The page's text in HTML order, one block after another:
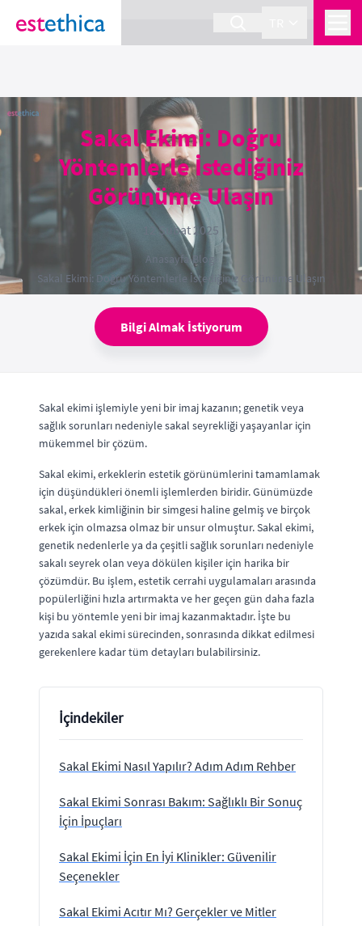
section Service {
Sakal Ekimi: Doğru
Yöntemlerle İstediğiniz
Görünüme Ulaşın
12 Şubat 2025
Anasayfa›Blog›
Sakal Ekimi: Doğru Yöntemlerle İstediğiniz Görünüme Ulaşın
Bilgi Almak İstiyorum
Sakal ekimi işlemiyle yeni bir imaj kazanın; genetik veya
sağlık sorunları nedeniyle sakal seyrekliği yaşayanlar için
mükemmel bir çözüm.
Sakal ekimi, erkeklerin estetik görünümlerini tamamlamak
için düşündükleri önemli işlemlerden biridir. Günümüzde
sakal, erkek kimliğinin bir simgesi haline gelmiş ve birçok
erkek için olmazsa olmaz bir unsur olmuştur. Sakal ekimi,
genetik nedenlerle ya da çeşitli sağlık sorunları nedeniyle
sakalı seyrek olan veya dökülen kişiler için harika bir
çözümdür. Bu işlem, estetik cerrahi uygulamaları arasında
popülerliğini hızla artırmakta ve her geçen gün daha fazla
kişi bu yöntemle yeni bir imaj kazanmaktadır. İşte bu
yazıda sakal ekimi sürecinden, sonrasında dikkat edilmesi
gerekenlere kadar tüm detayları bulabilirsiniz.
İçindekiler
Sakal Ekimi Nasıl Yapılır? Adım Adım Rehber
Sakal Ekimi Sonrası Bakım: Sağlıklı Bir Sonuç
İçin İpuçları
Sakal Ekimi İçin En İyi Klinikler: Güvenilir
Seçenekler
Sakal Ekimi Acıtır Mı? Gerçekler ve Mitler